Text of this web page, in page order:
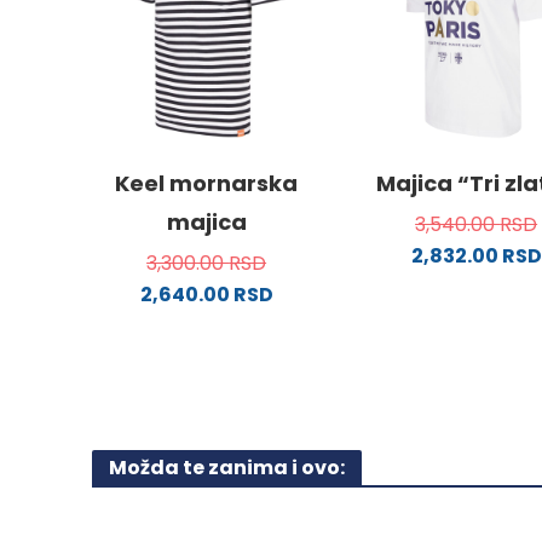
stranici
proizvoda.
Keel mornarska
majica
3,300.00RSD
2,640.00 RSD
Opcije
Majica “Tri
3,540.00RSD
2,832.00 RSD
biti
Možda te zanima i ovo: